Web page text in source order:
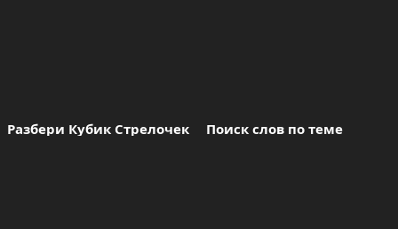
Разбери Кубик Стрелочек Поиск слов по теме